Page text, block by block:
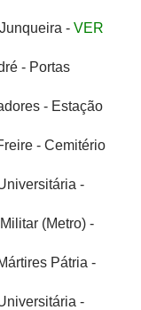
- VER
- Portas
- Estação
- Cemitério
-
(Metro) -
Pátria -
-